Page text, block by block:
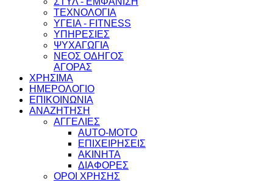
ΤΕΧΝΟΛΟΓΙΑ
ΥΓΕΙΑ - FITNESS
ΥΠΗΡΕΣΙΕΣ
ΨΥΧΑΓΩΓΙΑ
ΝΕΟΣ ΟΔΗΓΟΣ
ΑΓΟΡΑΣ
ΧΡΗΣΙΜΑ
ΗΜΕΡΟΛΟΓΙΟ
ΕΠΙΚΟΙΝΩΝΙΑ
ΑΝΑΖΗΤΗΣΗ
ΑΓΓΕΛΙΕΣ
AUTO-MOTO
ΕΠΙΧΕΙΡΗΣΕΙΣ
ΑΚΙΝΗΤΑ
ΔΙΑΦΟΡΕΣ
ΟΡΟΙ ΧΡΗΣΗΣ